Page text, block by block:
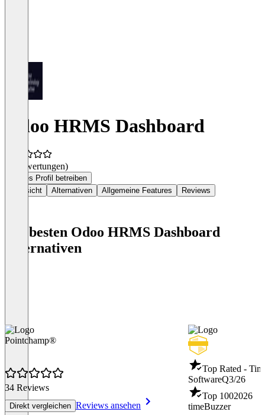
Odoo HRMS Dashboard
(0 Bewertungen)
Dieses Profil betreiben
Übersicht
Alternativen Allgemeine Features Reviews
Die besten Odoo HRMS Dashboard
Alternativen
Pointchamp®
34 Reviews
Direkt vergleichen Reviews ansehen
Top Rated -
SoftwareQ3/26
Top 1002026
timeBuzzer